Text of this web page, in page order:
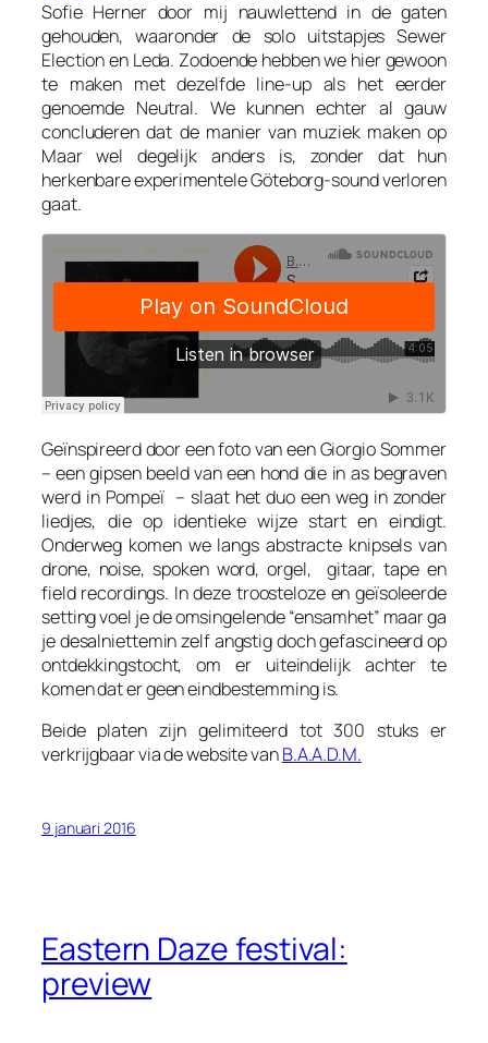
Sofie Herner door mij nauwlettend in de gaten
gehouden, waaronder de solo uitstapjes Sewer
Election en Leda. Zodoende hebben we hier gewoon
te maken met dezelfde line-up als het eerder
genoemde Neutral. We kunnen echter al gauw
concluderen dat de manier van muziek maken op
Maar wel degelijk anders is, zonder dat hun
herkenbare experimentele Göteborg-sound verloren
gaat.
Geïnspireerd door een foto van een Giorgio Sommer
– een gipsen beeld van een hond die in as begraven
werd in Pompeï – slaat het duo een weg in zonder
liedjes, die op identieke wijze start en eindigt.
Onderweg komen we langs abstracte knipsels van
drone, noise, spoken word, orgel, gitaar, tape en
field recordings. In deze troosteloze en geïsoleerde
setting voel je de omsingelende “ensamhet” maar ga
je desalniettemin zelf angstig doch gefascineerd op
ontdekkingstocht, om er uiteindelijk achter te
komen dat er geen eindbestemming is.
Beide platen zijn gelimiteerd tot 300 stuks er
verkrijgbaar via de website vanB.A.A.D.M.
9 januari 2016
Eastern Daze festival:
preview